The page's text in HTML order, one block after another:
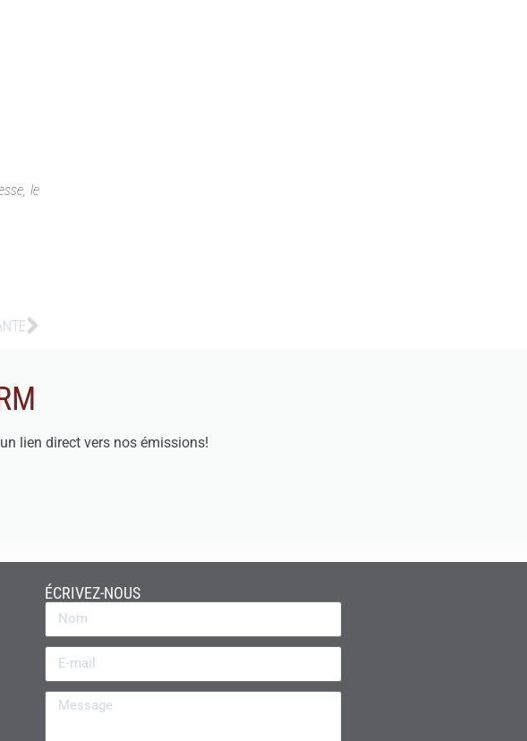
le
lien direct vers nos émissions!
ÉCRIVEZ-NOUS